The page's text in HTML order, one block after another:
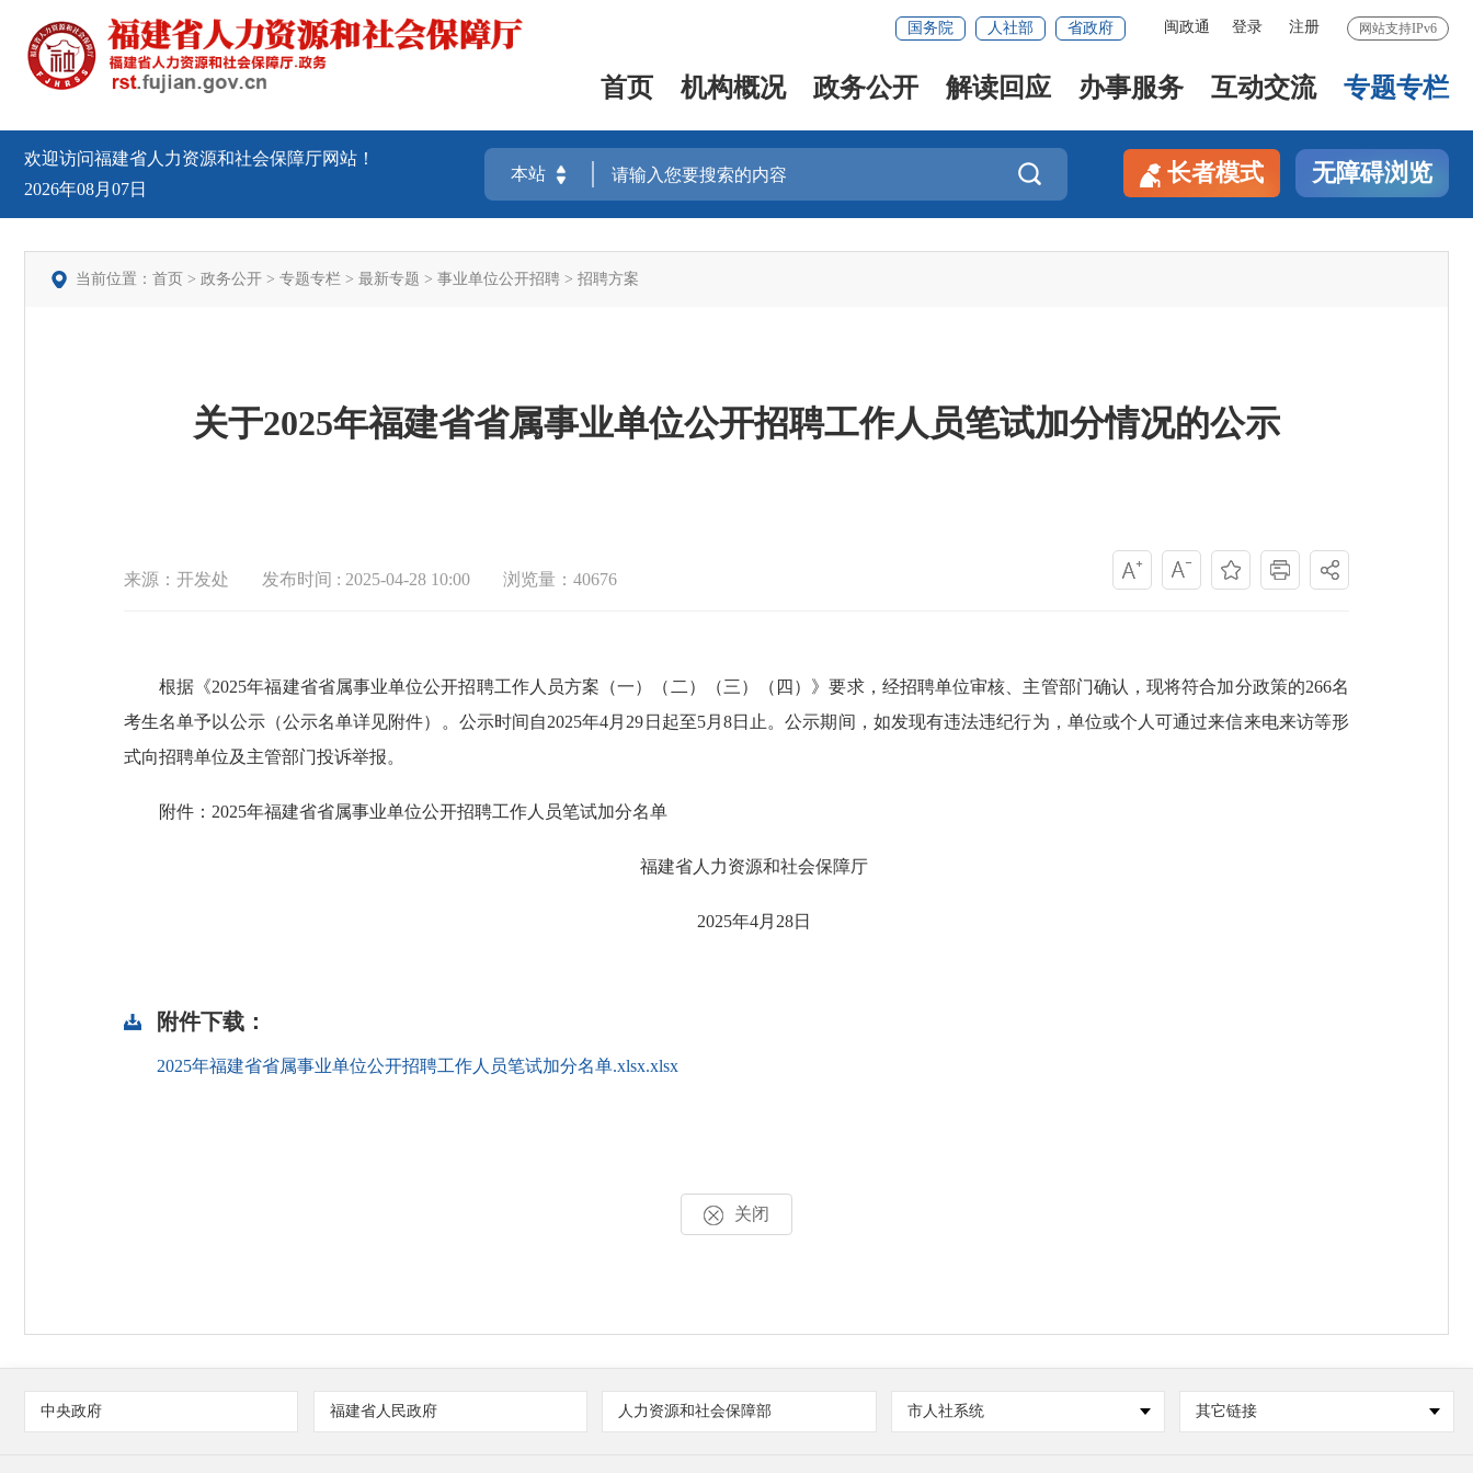
网站支持IPv6
闽政通 登录 注册
国务院 人社部 省政府
首页 机构概况 政务公开 解读回应 办事服务 互动交流 专题专栏
欢迎访问福建省人力资源和社会保障厅网站！
2026年08月07日
 长者模式 无障碍浏览
当前位置： 首页 > 政务公开 > 专题专栏 > 最新专题 > 事业单位公开招聘 > 招聘方案
关于2025年福建省省属事业单位公开招聘工作人员笔试加分情况的公示
来源：开发处 发布时间 : 2025-04-28 10:00 浏览量：40676
根据《2025年福建省省属事业单位公开招聘工作人员方案（一）（二）（三）（四）》要求，经招聘单位审核、主管部门确认，现将符合加分政策的266名
考生名单予以公示（公示名单详见附件）。公示时间自2025年4月29日起至5月8日止。公示期间，如发现有违法违纪行为，单位或个人可通过来信来电来访等形
式向招聘单位及主管部门投诉举报。
附件：2025年福建省省属事业单位公开招聘工作人员笔试加分名单
福建省人力资源和社会保障厅
2025年4月28日
附件下载：
2025年福建省省属事业单位公开招聘工作人员笔试加分名单.xlsx.xlsx
关闭
中央政府 福建省人民政府 人力资源和社会保障部 市人社系统 其它链接